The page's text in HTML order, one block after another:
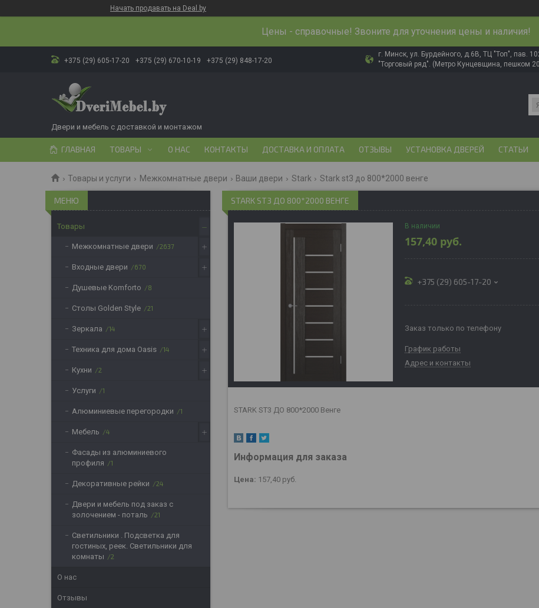
Начать продавать на Deal.by
Цены - справочные! Звоните для уточнения цены и наличия!
+375 (29) 605-17-20 +375 (29) 670-10-19 +375 (29) 848-17-20
г. Минск, ул. Бурдейного, д.6В, ТЦ "Топ", пав.
"Торговый ряд". (Метро Кунцевщина, пешком
Двери и мебель с доставкой и монтажом
ГЛАВНАЯ ТОВАРЫ О НАС КОНТАКТЫ ДОСТАВКА И ОПЛАТА ОТЗЫВЫ УСТАНОВКА ДВЕРЕЙ СТАТЬИ
Товары и услуги Межкомнатные двери Ваши двери Stark Stark st3 до 800*2000 венге
STARK ST3 ДО 800*2000 ВЕНГЕ
В наличии
157,40 руб.
+375 (29) 605-17-20
Заказ только по телефону
График работы
Адрес и контакты
STARK ST3 ДО 800*2000 Венге
Информация для заказа
Цена: 157,40 руб.
Товары
Межкомнатные двери 2637
Входные двери 670
Душевые Komforto 8
Столы Golden Style 21
Зеркала 14
Техника для дома Oasis 14
Кухни 2
Услуги 1
Алюминиевые перегородки 1
Мебель 4
Фасады из алюминиевого
профиля
1
Декоративные рейки 24
Двери и мебель под заказ с
золочением - поталь
21
Светильники . Подсветка для
гостиных, реек. Светильники для
комнаты
2
О нас
Отзывы